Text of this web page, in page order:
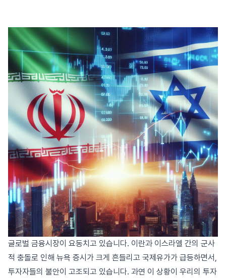
글로벌 금융시장이 요동치고 있습니다. 이란과 이스라엘 간의 군사
적 충돌로 인해 뉴욕 증시가 크게 흔들리고 국제유가가 급등하면서,
투자자들의 불안이 고조되고 있습니다. 과연 이 상황이 우리의 투자